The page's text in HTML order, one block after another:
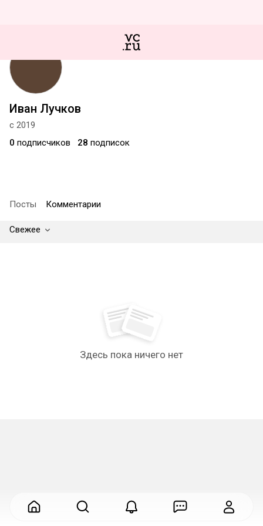
Иван Лучков
с 2019
0 подписчиков 28 подписок
Посты Комментарии
Свежее
Здесь пока ничего нет